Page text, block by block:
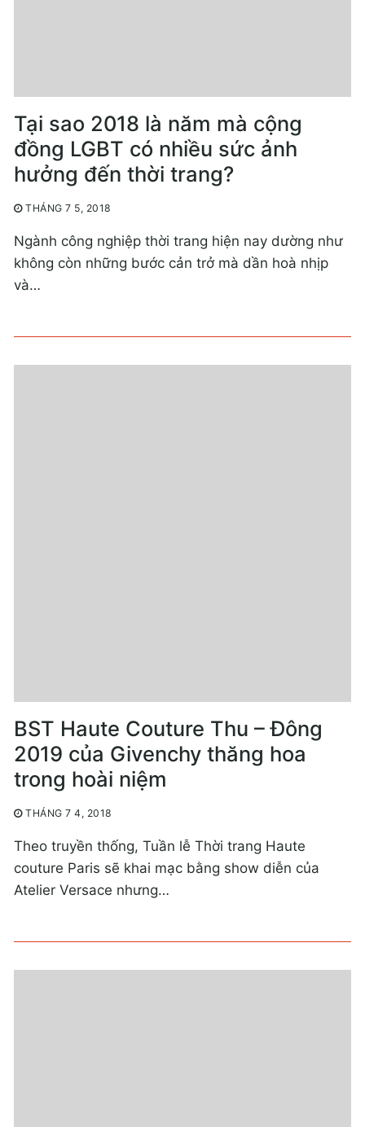
Tại sao 2018 là năm mà cộng
đồng LGBT có nhiều sức ảnh
hưởng đến thời trang?
THÁNG 7 5, 2018
Ngành công nghiệp thời trang hiện nay dường như
không còn những bước cản trở mà dần hoà nhịp
và…
BST Haute Couture Thu – Đông
2019 của Givenchy thăng hoa
trong hoài niệm
THÁNG 7 4, 2018
Theo truyền thống, Tuần lễ Thời trang Haute
couture Paris sẽ khai mạc bằng show diễn của
Atelier Versace nhưng…